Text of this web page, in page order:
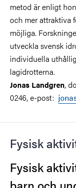
metod är enligt
och mer attraktiva
möjliga.
utveckla svensk
individuella
lagidrotterna.
Jonas Landgren,
0246, e-post:
Fysisk
Fysisk